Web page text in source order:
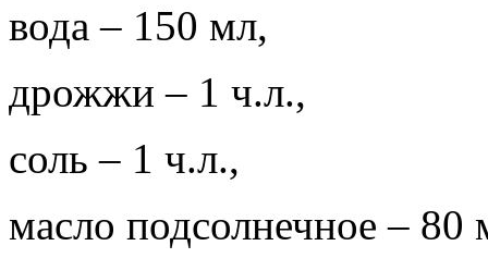
вода – 150 мл,
дрожжи – 1 ч.л.,
соль – 1 ч.л.,
масло подсолнечное – 80